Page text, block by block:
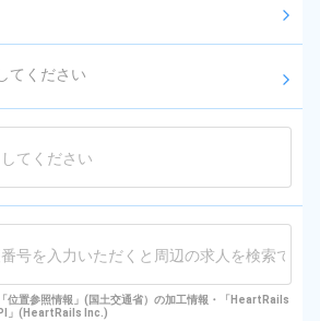
arrow_forward_ios
てください arrow_forward_ios
位置参照情報」(国土交通省）の加工情報・「HeartRails
」(HeartRails Inc.)